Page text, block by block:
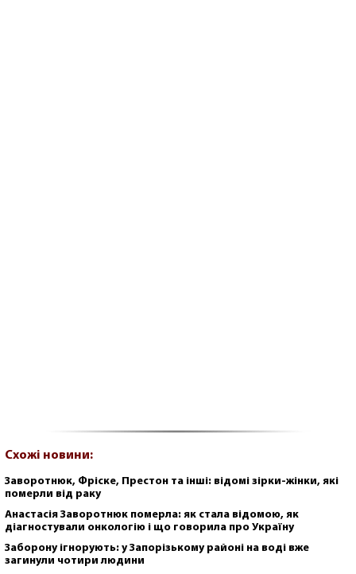
Схожі новини:
Заворотнюк, Фріске, Престон та інші: відомі зірки-жінки, які
померли від раку
Анастасія Заворотнюк померла: як стала відомою, як
діагностували онкологію і що говорила про Україну
Заборону ігнорують: у Запорізькому районі на воді вже
загинули чотири людини